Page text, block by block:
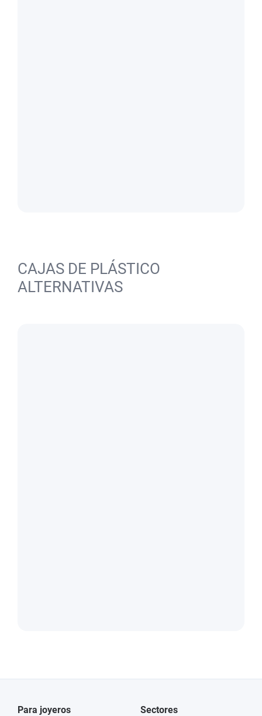
CAJAS DE PLÁSTICO
ALTERNATIVAS
Para joyeros Sectores